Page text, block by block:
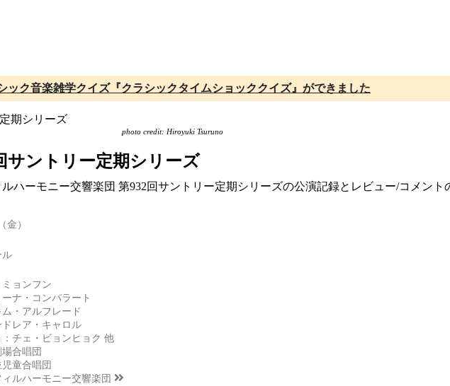
ック音楽雑学クイズ『クラシックタイムショッククイズ』ができました
photo credit: Hiroyuki Tsuruno
サントリー定期シリーズ
ハーモニー交響楽団 第932回サントリー定期シリーズの公演記録とレビュー/コメント
金）
ル
ョンフン
ナ・コンパラート
ム・アルフレード
レア・キャロル
チェ・ビョンヒョク 他
合唱団
童合唱団
ルハーモニー交響楽団